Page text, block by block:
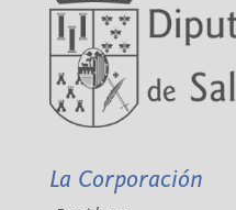
La Corporación